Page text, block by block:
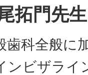
拓門先生
歯科全般に
ンビザライ